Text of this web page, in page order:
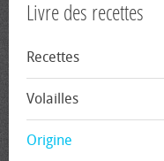
Livre des recettes
Recettes
Volailles
Origine